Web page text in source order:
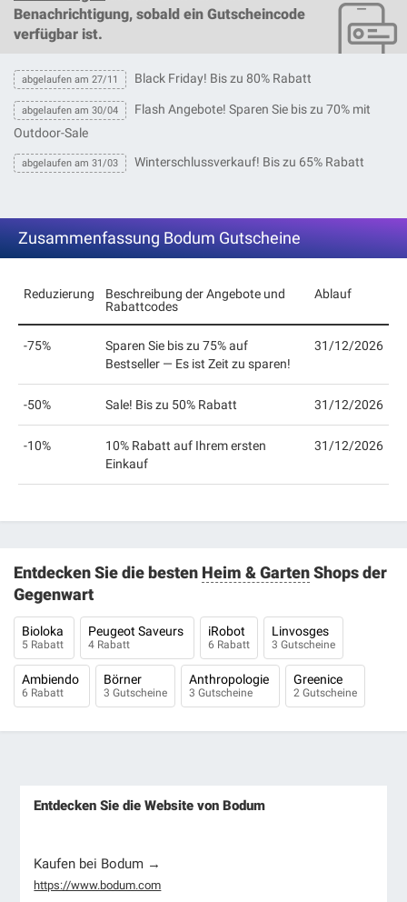
Benachrichtigung, sobald ein Gutscheincode
verfügbar ist.
abgelaufen am 27/11 Black Friday! Bis zu 80% Rabatt
abgelaufen am 30/04
Flash Angebote! Sparen Sie bis zu 70% mit
Outdoor-Sale
abgelaufen am 31/03 Winterschlussverkauf! Bis zu 65% Rabatt
Zusammenfassung Bodum Gutscheine
Reduzierung
Beschreibung der Angebote und
Rabattcodes
Ablauf
-75%
Sparen Sie bis zu 75% auf
Bestseller — Es ist Zeit zu sparen!
31/12/2026
-50% Sale! Bis zu 50% Rabatt 31/12/2026
-10%
10% Rabatt auf Ihrem ersten
Einkauf
31/12/2026
Entdecken Sie die besten Heim & GartenShops der
Gegenwart
Bioloka
5 Rabatt
Peugeot Saveurs
4 Rabatt
iRobot
6 Rabatt
Linvosges
3 Gutscheine
Ambiendo
6 Rabatt
Börner
3 Gutscheine
Anthropologie
3 Gutscheine
Greenice
2 Gutscheine
Entdecken Sie die Website von Bodum
Kaufen bei Bodum →
https://www.bodum.com